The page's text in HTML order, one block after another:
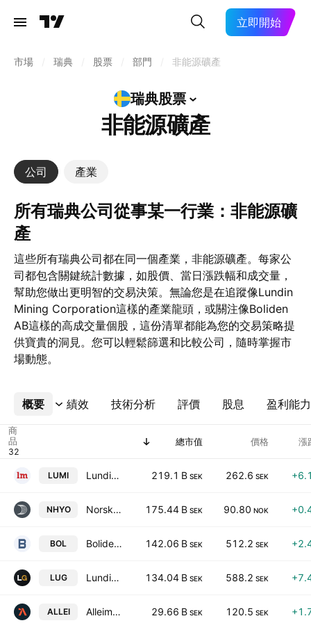
立即開始
市場 瑞典 股票 部門 非能源礦產
瑞典股票
非能源礦產
公司 產業
所有瑞典公司從事某一行業：非能源礦
產
這些所有瑞典公司都在同一個產業，非能源礦產。每家公
司都包含關鍵統計數據，如股價、當日漲跌幅和成交量，
幫助您做出更明智的交易決策。無論您是在追蹤像Lundin
Mining Corporation這樣的產業龍頭，或關注像Boliden
AB這樣的高成交量個股，這份清單都能為您的交易策略提
供寶貴的洞見。您可以輕鬆篩選和比較公司，隨時掌握市
場動態。
概要 績效 技術分析 評價 股息 盈利能力
更多
商
品
總市值 價格 漲
LUMI Lundin Mining Corporation 219.1 B SEK 262.6 SEK
NHYO Norsk Hydro ASA 175.44 B SEK 90.80 NOK
BOL Boliden AB 142.06 B SEK 512.2 SEK
LUG Lundin Gold Inc. 134.04 B SEK 588.2 SEK
ALLEI Alleima AB 29.66 B SEK 120.5 SEK